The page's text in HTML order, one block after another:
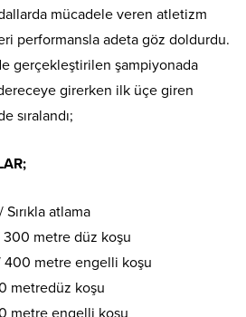
mücadele veren atletizm
performansla adeta göz doldurdu.
gerçekleştirilen şampiyonada
girerken ilk üçe giren
sıralandı;
atlama
300 metre düz koşu
400 metre engelli koşu
metredüz koşu